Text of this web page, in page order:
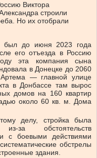
Виктора
строили
Но их отобрали
был до июня 2023 года
его отъезда в Россию
эта компания сына
в Донецке до 2060
— главной улице
в Донбассе там вырос
домов на 160 квартир
около 60 кв. м. Дома
делу, стройка была
за обстоятельств
с боевыми действиями
обстрелы
здания.